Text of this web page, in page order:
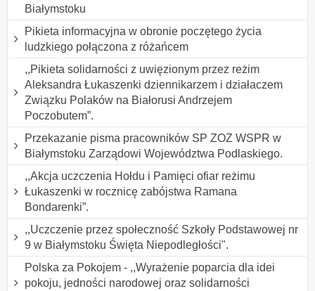
Białymstoku
Pikieta informacyjna w obronie poczętego życia
ludzkiego połączona z różańcem
,,Pikieta solidarności z uwięzionym przez reżim
Aleksandra Łukaszenki dziennikarzem i działaczem
Związku Polaków na Białorusi Andrzejem
Poczobutem”.
Przekazanie pisma pracowników SP ZOZ WSPR w
Białymstoku Zarządowi Województwa Podlaskiego.
,,Akcja uczczenia Hołdu i Pamięci ofiar reżimu
Łukaszenki w rocznicę zabójstwa Ramana
Bondarenki”.
,,Uczczenie przez społeczność Szkoły Podstawowej nr
9 w Białymstoku Święta Niepodległości".
Polska za Pokojem - ,,Wyrażenie poparcia dla idei
pokoju, jedności narodowej oraz solidarności